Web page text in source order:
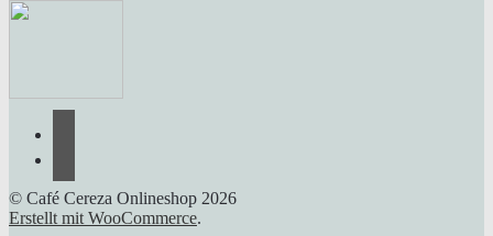
© Café Cereza Onlineshop 2026
Erstellt mit WooCommerce.